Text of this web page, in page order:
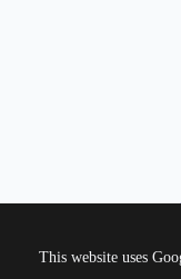
This website uses